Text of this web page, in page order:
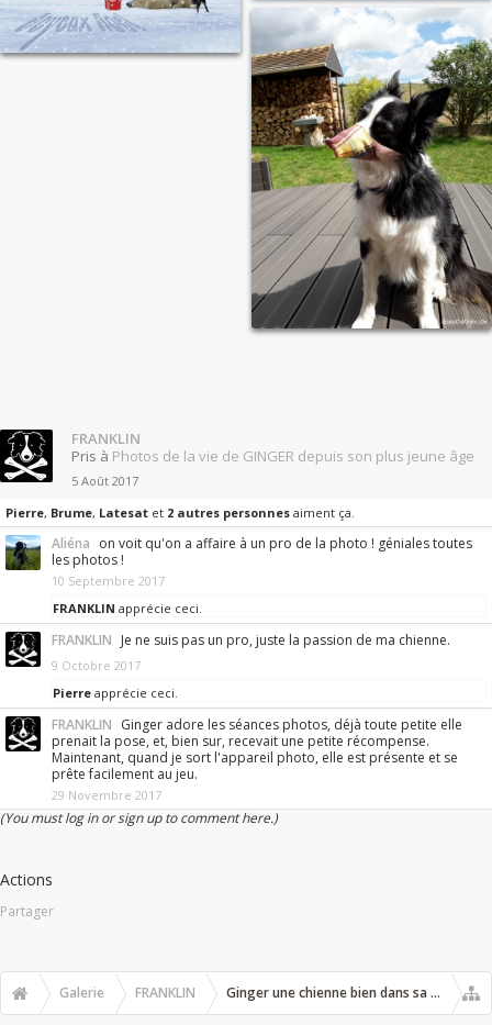
FRANKLIN
Pris à Photos de la vie de GINGER depuis son plus jeune âge
5 Août 2017
Pierre, Brume, Latesat et 2 autres personnes aiment ça.
Aliéna on voit qu'on a affaire à un pro de la photo ! géniales toutes
les photos !
10 Septembre 2017
FRANKLIN apprécie ceci.
FRANKLIN Je ne suis pas un pro, juste la passion de ma chienne.
9 Octobre 2017
Pierre apprécie ceci.
FRANKLIN Ginger adore les séances photos, déjà toute petite elle
prenait la pose, et, bien sur, recevait une petite récompense.
Maintenant, quand je sort l'appareil photo, elle est présente et se
prête facilement au jeu.
29 Novembre 2017
(You must log in or sign up to comment here.)
Actions
Partager
Galerie FRANKLIN Ginger une chienne bien dans sa tête